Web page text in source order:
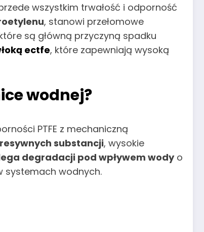
wszystkim trwałość i odporność
, stanowi przełomowe
są główną przyczyną spadku
ectfe, które zapewniają wysoką
wodnej?
PTFE z mechaniczną
substancji, wysokie
degradacji pod wpływem wodyo
systemach wodnych.